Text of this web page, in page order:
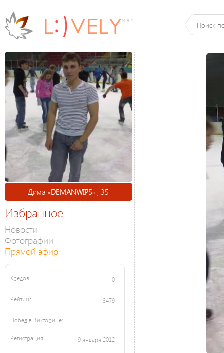
Дима «DEMANWIPS» , 35
Избранное
Новости
Фотографии
Прямой эфир
Кредов: 0
Рейтинг: 3479
Побед в Викторине:
Регистрация: 9 января 2012